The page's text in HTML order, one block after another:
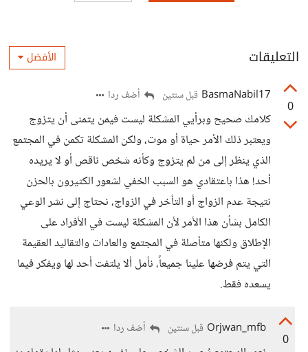
التعليقات الأفضل
0
BasmaNabil17 قبل سنتين أضف ردا
كلامك صحيح وبرأيي المشكلة ليست فيمن يتمنى أن يتزوج
ويعتبر ذلك الأمر حياة أو موت، ولكن المشكلة تكمن في المجتمع
الذي ينظر إلى من لم يتزوج وكأنه شخص ناقص أو لا يريده
أحد! هذا باعتقادي هو السبب الخفي لشعور الكثيرون بالحزن
نتيجة عدم الزواج أو التأخر في الزواج، نحتاج إلى نشر الوعي
الكامل بشأن هذا الأمر لأن المشكلة ليست في الأفراد على
الإطلاق ولكنها متأصلة في المجتمع والعادات والتقاليد العقيمة
التي يتم فرضها علينا جميعاً، نأمل ألا يلتفت أحد لها ويفكر فيما
يسعده فقط.
0
Orjwan_mfb قبل سنتين أضف ردا